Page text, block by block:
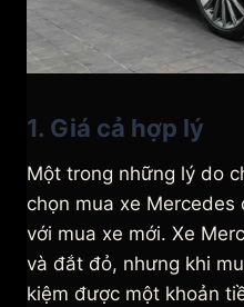
1. Giá cả hợp lý
Một trong những lý do
chọn mua xe Mercedes
với mua xe mới. Xe
và đắt đỏ, nhưng khi
kiệm được một khoản